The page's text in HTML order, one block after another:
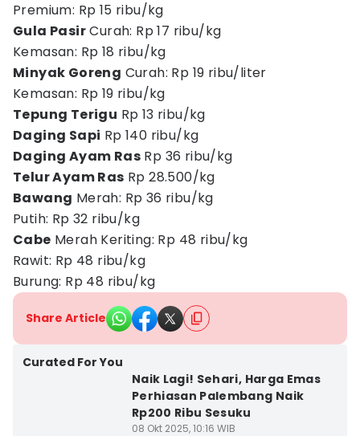
Premium: Rp 15 ribu/kg
Gula PasirCurah: Rp 17 ribu/kg
Kemasan: Rp 18 ribu/kg
Minyak Goreng Curah: Rp 19 ribu/liter
Kemasan: Rp 19 ribu/kg
Tepung Terigu Rp 13 ribu/kg
Daging Sapi Rp 140 ribu/kg
Daging Ayam Ras Rp 36 ribu/kg
Telur Ayam Ras Rp 28.500/kg
Bawang Merah: Rp 36 ribu/kg
Putih: Rp 32 ribu/kg
Cabe Merah Keriting: Rp 48 ribu/kg
Rawit: Rp 48 ribu/kg
Burung: Rp 48 ribu/kg
Share Article
Curated For You
Naik Lagi! Sehari, Harga Emas
Perhiasan Palembang Naik
Rp200 Ribu Sesuku
08 Okt 2025, 10:16 WIB